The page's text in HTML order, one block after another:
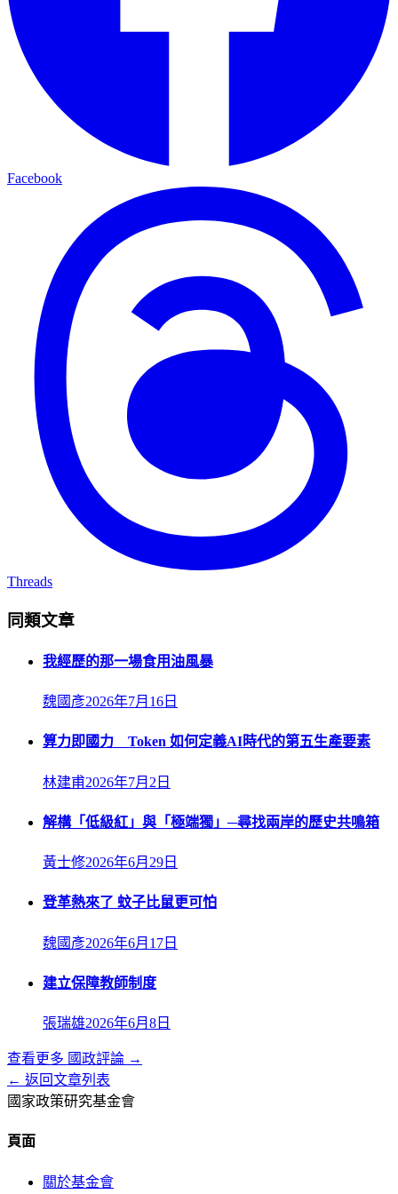
Facebook
Threads
同類文章
我經歷的那一場食用油風暴
魏國彥2026年7月16日
算力即國力 Token 如何定義AI時代的第五生產要素
林建甫2026年7月2日
解構「低級紅」與「極端獨」─尋找兩岸的歷史共鳴箱
黃士修2026年6月29日
登革熱來了 蚊子比鼠更可怕
魏國彥2026年6月17日
建立保障教師制度
張瑞雄2026年6月8日
查看更多 國政評論 →
← 返回文章列表
國家政策研究基金會
頁面
關於基金會